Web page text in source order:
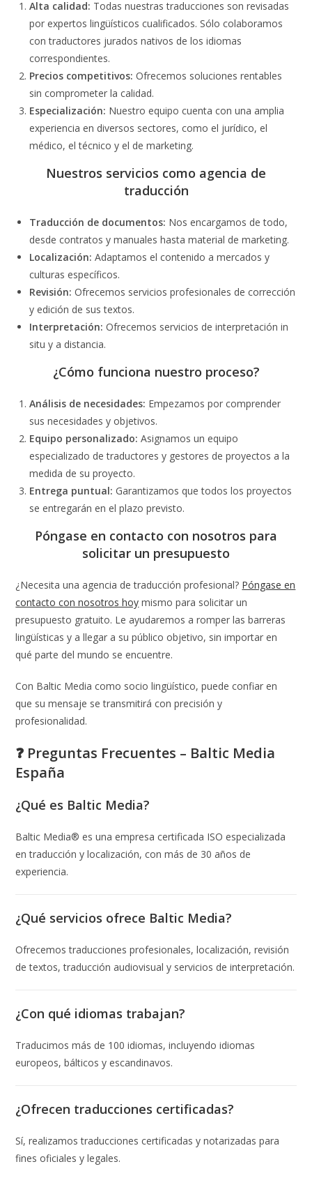
Alta calidad: Todas nuestras traducciones son revisadas
por expertos lingüísticos cualificados. Sólo colaboramos
con traductores jurados nativos de los idiomas
correspondientes.
Precios competitivos: Ofrecemos soluciones rentables
sin comprometer la calidad.
Especialización: Nuestro equipo cuenta con una amplia
experiencia en diversos sectores, como el jurídico, el
médico, el técnico y el de marketing.
Nuestros servicios como agencia de
traducción
Traducción de documentos: Nos encargamos de todo,
desde contratos y manuales hasta material de marketing.
Localización: Adaptamos el contenido a mercados y
culturas específicos.
Revisión: Ofrecemos servicios profesionales de corrección
y edición de sus textos.
Interpretación: Ofrecemos servicios de interpretación in
situ y a distancia.
¿Cómo funciona nuestro proceso?
Análisis de necesidades: Empezamos por comprender
sus necesidades y objetivos.
Equipo personalizado: Asignamos un equipo
especializado de traductores y gestores de proyectos a la
medida de su proyecto.
Entrega puntual: Garantizamos que todos los proyectos
se entregarán en el plazo previsto.
Póngase en contacto con nosotros para
solicitar un presupuesto
¿Necesita una agencia de traducción profesional? Póngase en
contacto con nosotros hoy mismo para solicitar un
presupuesto gratuito. Le ayudaremos a romper las barreras
lingüísticas y a llegar a su público objetivo, sin importar en
qué parte del mundo se encuentre.
Con Baltic Media como socio lingüístico, puede confiar en
que su mensaje se transmitirá con precisión y
profesionalidad.
❓ Preguntas Frecuentes – Baltic Media
España
¿Qué es Baltic Media?
Baltic Media® es una empresa certificada ISO especializada
en traducción y localización, con más de 30 años de
experiencia.
¿Qué servicios ofrece Baltic Media?
Ofrecemos traducciones profesionales, localización, revisión
de textos, traducción audiovisual y servicios de interpretación.
¿Con qué idiomas trabajan?
Traducimos más de 100 idiomas, incluyendo idiomas
europeos, bálticos y escandinavos.
¿Ofrecen traducciones certificadas?
Sí, realizamos traducciones certificadas y notarizadas para
fines oficiales y legales.